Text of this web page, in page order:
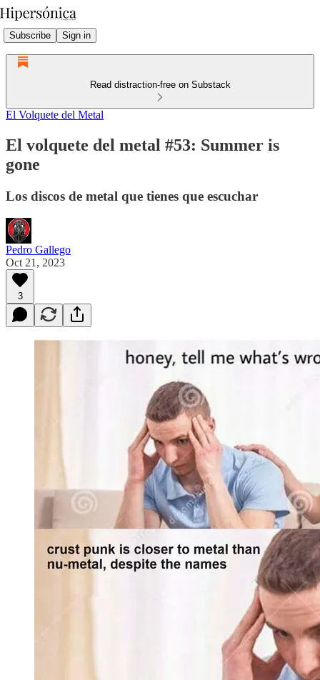
Subscribe Sign in
Read distraction-free on Substack
El Volquete del Metal
El volquete del metal #53: Summer is
gone
Los discos de metal que tienes que escuchar
Pedro Gallego
Oct 21, 2023
3